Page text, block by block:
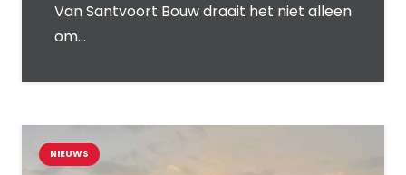
Van Santvoort Bouw draait het niet alleen
om…
NIEUWS